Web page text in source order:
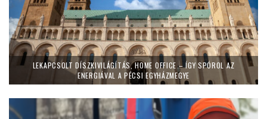
LEKAPCSOLT DÍSZKIVILÁGÍTÁS, HOME OFFICE – ÍGY SPÓROL AZ
ENERGIÁVAL A PÉCSI EGYHÁZMEGYE